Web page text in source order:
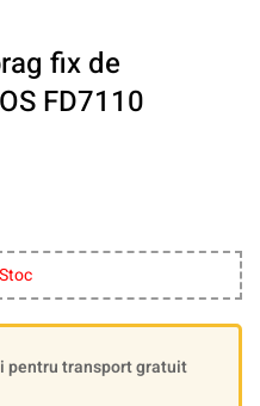
fix de
FD7110
pentru transport gratuit